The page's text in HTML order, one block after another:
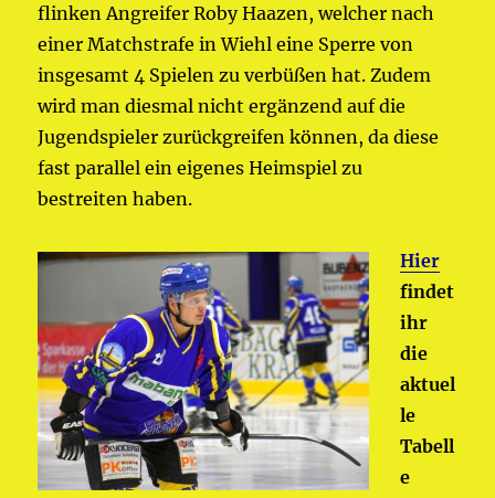
flinken Angreifer Roby Haazen, welcher nach
einer Matchstrafe in Wiehl eine Sperre von
insgesamt 4 Spielen zu verbüßen hat. Zudem
wird man diesmal nicht ergänzend auf die
Jugendspieler zurückgreifen können, da diese
fast parallel ein eigenes Heimspiel zu
bestreiten haben.
Hier
findet
ihr
die
aktuel
le
Tabell
e